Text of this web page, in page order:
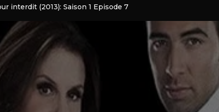
interdit (2013): Saison 1 Episode 7